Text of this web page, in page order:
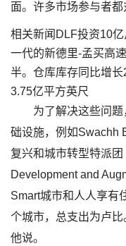
面。许多市场参与者都
相关新闻DLF投资10
一代的新德里-孟买高
半。仓库库存同比增
3.75亿平方英尺
为了解决这些问
础设施，例如Swachh
复兴和城市转型特派
Development and
Smart城市和人人享有
个城市，总支出为卢
他说。